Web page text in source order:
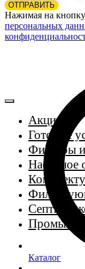
ОТПРАВИТЬ
Нажимая на
персональных
Акции
Готовые
Фильтры
Насосное
Септики,
Каталог